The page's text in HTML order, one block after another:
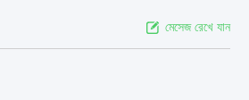
মেসেজ রেখে যান